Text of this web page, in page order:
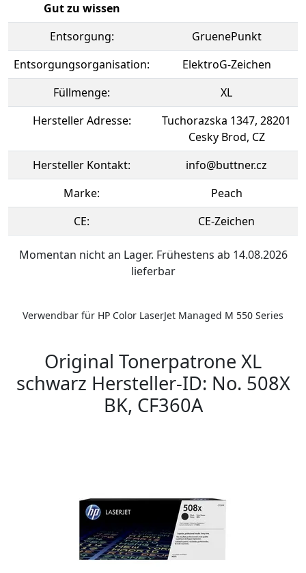
Gut zu wissen
Entsorgung:
GruenePunkt
Entsorgungsorganisation:
ElektroG-Zeichen
Füllmenge:
XL
Hersteller Adresse:
Tuchorazska 1347, 28201
Cesky Brod, CZ
Hersteller Kontakt:
info@buttner.cz
Marke:
Peach
CE:
CE-Zeichen
Momentan nicht an Lager. Frühestens ab 14.08.2026
lieferbar
Verwendbar für HP Color LaserJet Managed M 550 Series
Original Tonerpatrone XL
schwarz Hersteller-ID: No. 508X
BK, CF360A